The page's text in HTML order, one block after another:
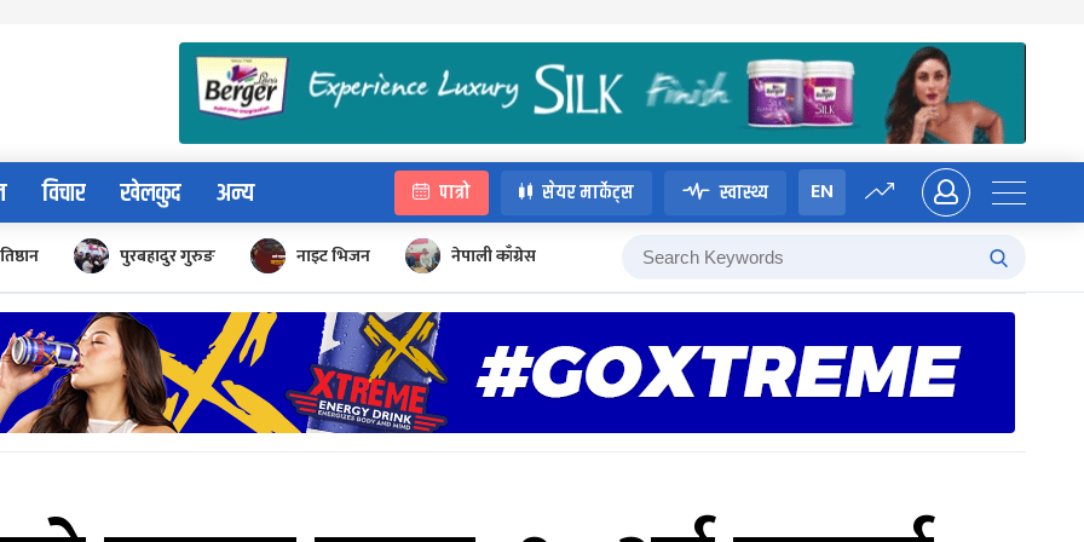
विचार खेलकुद अन्य पात्रो सेयर मार्केट्स स्वास्थ्य EN
पुरबहादुर गुरुङ नाइट भिजन नेपाली काँग्रेस